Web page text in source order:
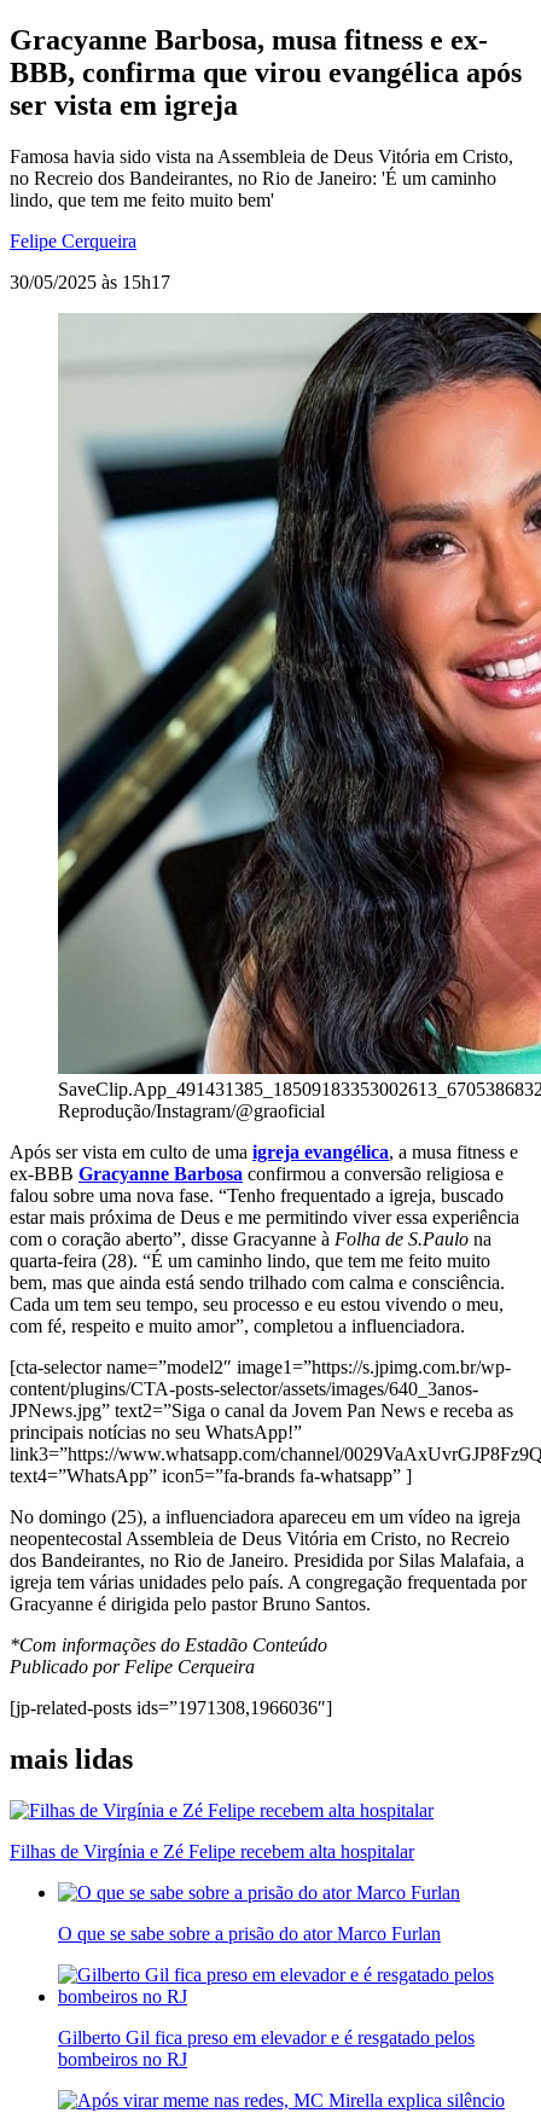
Gracyanne Barbosa, musa fitness e ex-
BBB, confirma que virou evangélica após
ser vista em igreja
Famosa havia sido vista na Assembleia de Deus Vitória em Cristo,
no Recreio dos Bandeirantes, no Rio de Janeiro: 'É um caminho
lindo, que tem me feito muito bem'
Felipe Cerqueira
30/05/2025 às 15h17
Reprodução/Instagram/@graoficial
Após ser vista em culto de uma igreja evangélica, a musa fitness e
ex-BBB Gracyanne Barbosa confirmou a conversão religiosa e
falou sobre uma nova fase. “Tenho frequentado a igreja, buscado
estar mais próxima de Deus e me permitindo viver essa experiência
com o coração aberto”, disse Gracyanne à Folha de S.Paulo na
quarta-feira (28). “É um caminho lindo, que tem me feito muito
bem, mas que ainda está sendo trilhado com calma e consciência.
Cada um tem seu tempo, seu processo e eu estou vivendo o meu,
com fé, respeito e muito amor”, completou a influenciadora.
[cta-selector name=”model2″ image1=”https://s.jpimg.com.br/wp-
content/plugins/CTA-posts-selector/assets/images/640_3anos-
JPNews.jpg” text2=”Siga o canal da Jovem Pan News e receba as
principais notícias no seu WhatsApp!”
link3=”https://www.whatsapp.com/channel/
text4=”WhatsApp” icon5=”fa-brands fa-whatsapp” ]
No domingo (25), a influenciadora apareceu em um vídeo na igreja
neopentecostal Assembleia de Deus Vitória em Cristo, no Recreio
dos Bandeirantes, no Rio de Janeiro. Presidida por Silas Malafaia, a
igreja tem várias unidades pelo país. A congregação frequentada por
Gracyanne é dirigida pelo pastor Bruno Santos.
*Com informações do Estadão Conteúdo
Publicado por Felipe Cerqueira
[jp-related-posts ids=”1971308,1966036″]
mais lidas
Filhas de Virgínia e Zé Felipe recebem alta hospitalar
O que se sabe sobre a prisão do ator Marco Furlan
Gilberto Gil fica preso em elevador e é resgatado pelos
bombeiros no RJ